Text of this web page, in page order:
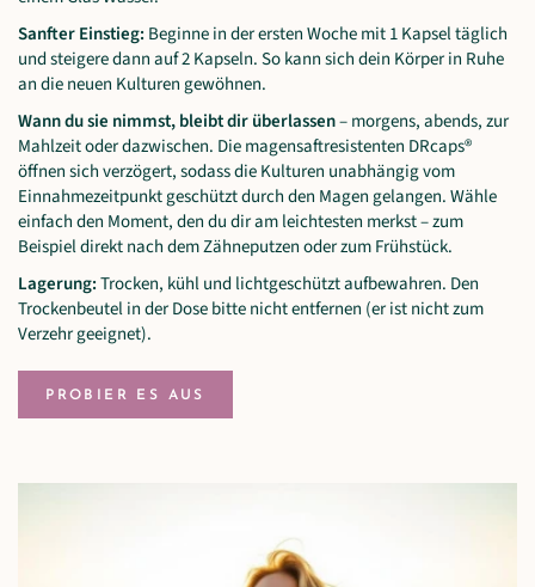
Sanfter Einstieg: Beginne in der ersten Woche mit 1 Kapsel täglich
und steigere dann auf 2 Kapseln. So kann sich dein Körper in Ruhe
an die neuen Kulturen gewöhnen.
Wann du sie nimmst, bleibt dir überlassen– morgens, abends, zur
Mahlzeit oder dazwischen. Die magensaftresistenten DRcaps®
öffnen sich verzögert, sodass die Kulturen unabhängig vom
Einnahmezeitpunkt geschützt durch den Magen gelangen. Wähle
einfach den Moment, den du dir am leichtesten merkst – zum
Beispiel direkt nach dem Zähneputzen oder zum Frühstück.
Lagerung:Trocken, kühl und lichtgeschützt aufbewahren. Den
Trockenbeutel in der Dose bitte nicht entfernen (er ist nicht zum
Verzehr geeignet).
PROBIER ES AUS